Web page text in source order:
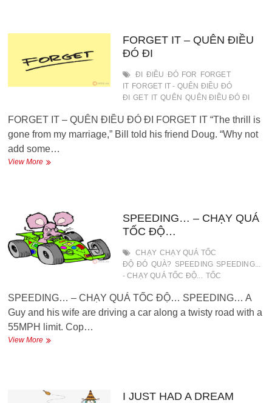
ĐÔ
LA
FORGET IT – QUÊN ĐIỀU
ĐÓ ĐI
ĐI ĐIỀU ĐÓ FOR
FORGET
IT FORGET IT - QUÊN ĐIỀU ĐÓ
ĐI
GET IT QUÊN QUÊN ĐIỀU ĐÓ ĐI
FORGET IT – QUÊN ĐIỀU ĐÓ ĐI FORGET IT “The thrill is
gone from my marriage,” Bill told his friend Doug. “Why not
add some…
View MoreFORGET
ĐÓ
ĐI
SPEEDING… – CHẠY QUÁ
TỐC ĐỘ…
CHẠY CHẠY QUÁ TỐC
ĐỘ ĐÓ QUÀ? SPEEDING SPEEDING...
- CHẠY QUÁ TỐC ĐỘ... TỐC
SPEEDING… – CHẠY QUÁ TỐC ĐỘ… SPEEDING… A
Guy and his wife are driving a car along a twisty road with a
55MPH limit. Cop…
View MoreSPEEDING…
ĐỘ…
I JUST HAD A DREAM